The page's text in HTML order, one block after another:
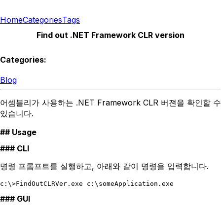
HomeCategoriesTags
Find out .NET Framework CLR version
Categories:
Blog
어셈블리가 사용하는 .NET Framework CLR 버젼을 확인할 수
있습니다.
Usage
CLI
명령 프롬프트를 실행하고, 아래와 같이 명령을 입력합니다.
GUI